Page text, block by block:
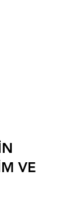
VE